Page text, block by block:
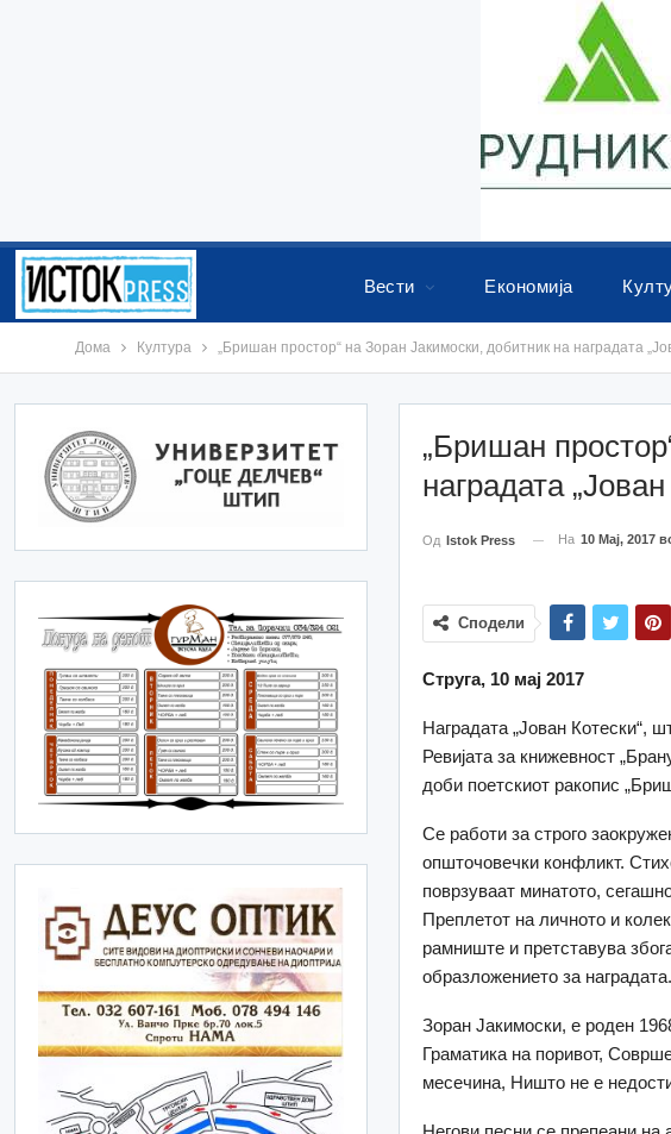
Вести Економија
Дома Култура „Бришан простор“ на Зоран Јакимоски, добитник на наградата
„Бришан
наградата
Од Istok Press На 10 Мај, 2017
Сподели
Струга, 10 мај 2017
Наградата „Јован Котески“,
Ревијата за книжевност
доби поетскиот ракопис
Се работи за строго
општочовечки конфликт.
поврзуваат минатото,
Преплетот на личното и
рамниште и претставува
образложението за наградата.
Зоран Јакимоски, е роден
Граматика на поривот,
месечина, Ништо не е